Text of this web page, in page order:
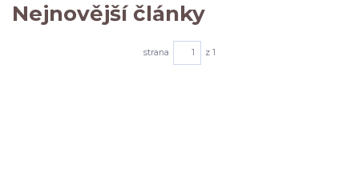
Nejnovější články
strana z 1